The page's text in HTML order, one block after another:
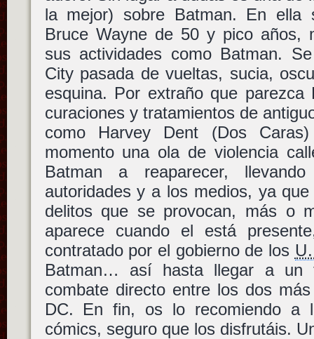
la mejor) sobre Batman. En ella
Bruce Wayne de 50 y pico años,
sus actividades como Batman.
City pasada de vueltas, sucia,
esquina. Por extraño que parezca
curaciones y tratamientos de
como Harvey Dent (Dos
momento una ola de violencia
Batman a reaparecer,
autoridades y a los medios, ya
delitos que se provocan, más o
aparece cuando el está
contratado por el gobierno de los
Batman… así hasta llegar a un
combate directo entre los dos
DC. En fin, os lo recomiendo a
cómics, seguro que los disfrutáis.